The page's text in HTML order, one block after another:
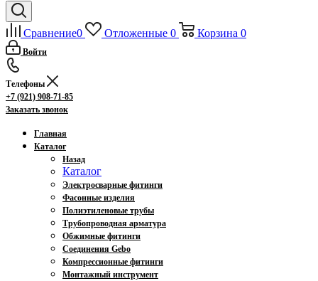
Сравнение0 Отложенные 0 Корзина 0
Войти
Телефоны
+7 (921) 908-71-85
Заказать звонок
Главная
Каталог
Назад
Каталог
Электросварные фитинги
Фасонные изделия
Полиэтиленовые трубы
Трубопроводная арматура
Обжимные фитинги
Соединения Gebo
Компрессионные фитинги
Монтажный инструмент